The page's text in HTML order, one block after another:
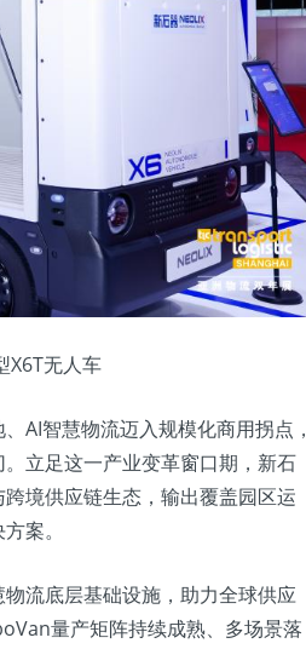
X6T无人车
AI智慧物流迈入规模化商用拐点，
立足这一产业变革窗口期，新石
境供应链生态，输出覆盖园区运
案。
流底层基础设施，助力全球供应
量产矩阵持续成熟、多场景落